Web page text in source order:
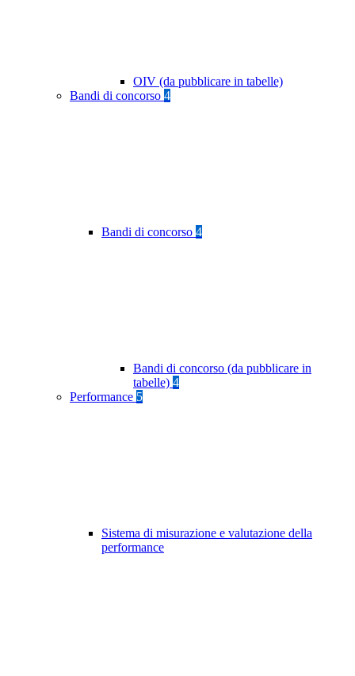
OIV (da pubblicare in tabelle)
Bandi di concorso 4
Bandi di concorso 4
Bandi di concorso (da pubblicare in
tabelle) 4
Performance 5
Sistema di misurazione e valutazione della
performance